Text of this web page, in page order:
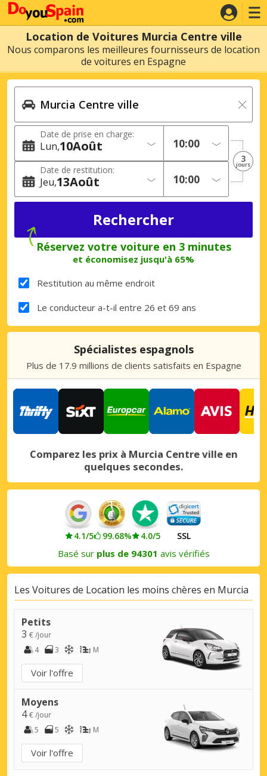
Location de Voitures Murcia Centre ville
Nous comparons les meilleures fournisseurs de location
de voitures en Espagne
Date de prise en charge:
Lun 10Août
Date de restitution:
Jeu 13Août
3
jours
Réservez votre voiture en 3 minutes
et économisez jusqu'à 65%
Restitution au même endroit
Le conducteur a-t-il entre 26 et 69 ans
Spécialistes espagnols
Plus de 17.9 millions de clients satisfaits en Espagne
Comparez les prix à Murcia Centre ville en
quelques secondes.
4.1/5 99.68% 4.0/5 SSL
Basé sur plus de 94301 avis vérifiés
Les Voitures de Location les moins chères en Murcia
Petits
3 € /jour
4
3 M
Voir l'offre
Moyens
4€ /jour
5
5 M
Voir l'offre